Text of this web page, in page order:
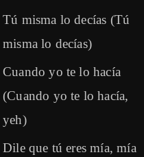
Tú misma lo decías (Tú
misma lo decías)
Cuando yo te lo hacía
(Cuando yo te lo hacía,
yeh)
Dile que tú eres mía, mía